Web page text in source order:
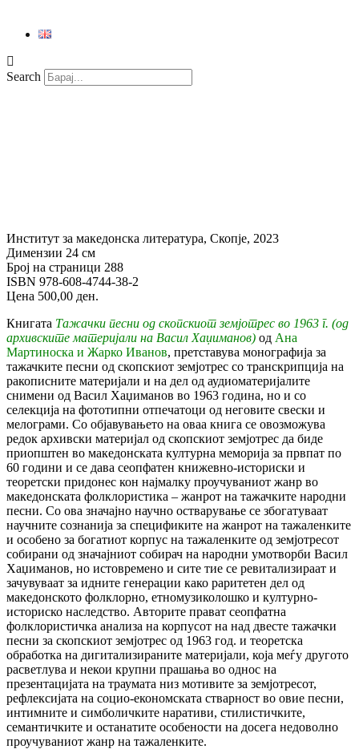
Search
Институт за македонска литература, Скопје, 2023
Димензии 24 см
Број на страници 288
ISBN 978-608-4744-38-2
Цена 500,00 ден.
Книгата Тажачки песни од скопскиот земјотрес во 1963 г. (од
архивските материјали на Васил Хаџиманов) од Ана
Мартиноска и Жарко Иванов, претставува монографија за
тажачките песни од скопскиот земјотрес со транскрипција на
ракописните материјали и на дел од аудиоматеријалите
снимени од Васил Хаџиманов во 1963 година, но и со
селекција на фототипни отпечатоци од неговите свески и
мелограми. Со објавувањето на оваа книга се овозможува
редок архивски материјал од скопскиот земјотрес да биде
приопштен во македонската културна меморија за првпат по
60 години и се дава сеопфатен книжевно-историски и
теоретски придонес кон најмалку проучуваниот жанр во
македонската фолклористика – жанрот на тажачките народни
песни. Со ова значајно научно остварување се збогатуваат
научните сознанија за спецификите на жанрот на тажаленките
и особено за богатиот корпус на тажаленките од земјотресот
собирани од значајниот собирач на народни умотворби Васил
Хаџиманов, но истовремено и сите тие се ревитализираат и
зачувуваат за идните генерации како раритетен дел од
македонското фолклорно, етномузиколошко и културно-
историско наследство. Авторите прават сеопфатна
фолклористичка анализа на корпусот на над двесте тажачки
песни за скопскиот земјотрес од 1963 год. и теоретска
обработка на дигитализираните материјали, која меѓу другото
расветлува и некои крупни прашања во однос на
презентацијата на траумата низ мотивите за земјотресот,
рефлексијата на социо-економската стварност во овие песни,
интимните и симболичките наративи, стилистичките,
семантичките и останатите особености на досега недоволно
проучуваниот жанр на тажаленките.